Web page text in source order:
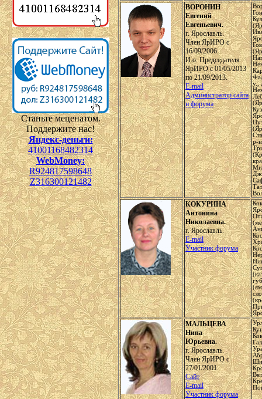
Станьте меценатом.
Поддержите нас!
Яндекс-деньги:
41001168482314
WebMoney:
R924817598648
Z316300121482
ВОРОНИН
Евгений
Евгеньевич.
г. Ярославль.
Член ЯрИРО с
16/09/2006.
И.о. Председателя
ЯрИРО с 01/05/2013
по 21/09/2013.
E-mail
Администратор сайта
и форума
у.,
р-
КОКУРИНА
Антонина
Николаевна.
г. Ярославль.
E-mail
Участник форума
МАЛЬЦЕВА
Нина
Юрьевна.
г. Ярославль.
Член ЯрИРО с
27/01/2001.
Сайт
E-mail
Участник форума